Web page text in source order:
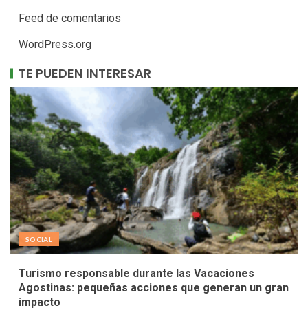
Feed de comentarios
WordPress.org
TE PUEDEN INTERESAR
SOCIAL
Turismo responsable durante las Vacaciones
Agostinas: pequeñas acciones que generan un gran
impacto